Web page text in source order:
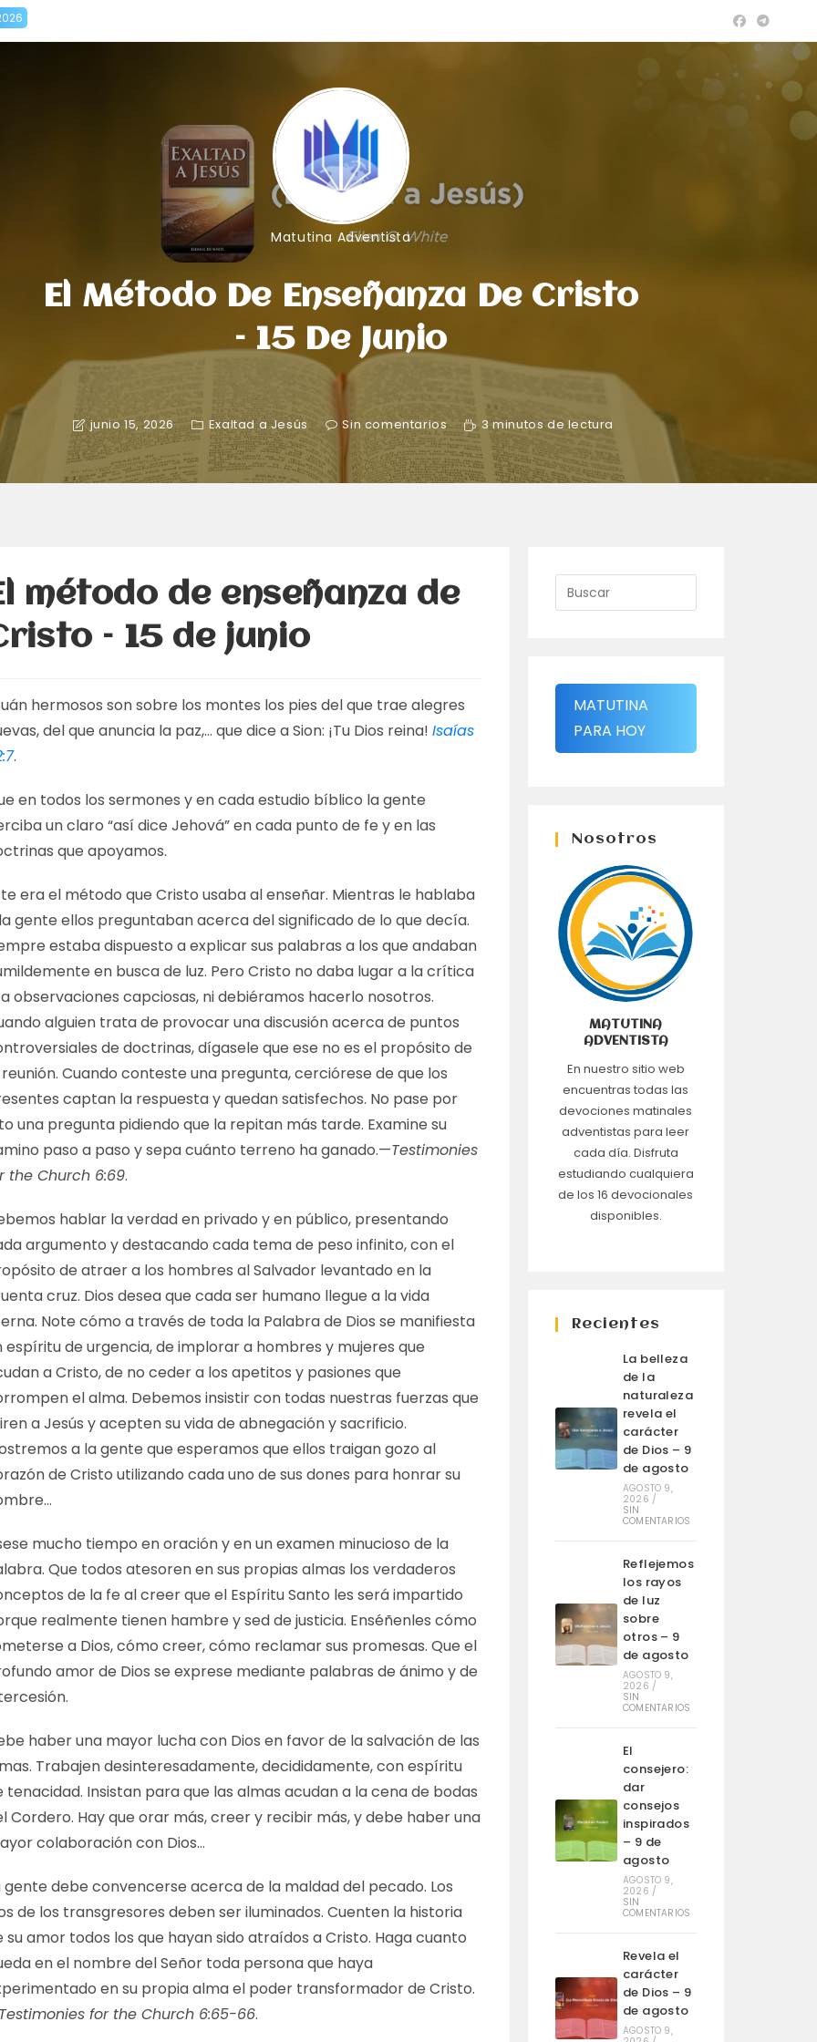
Matutina Adventista
El Método De Enseñanza De Cristo
– 15 De Junio
junio 15, 2026 Exaltad a Jesús Sin comentarios 3 minutos de lectura
método de enseñanza de
– 15 de junio
hermosos son sobre los montes los pies del que trae alegres
del que anuncia la paz,… que dice a Sion: ¡Tu Dios reina!Isaías
.
en todos los sermones y en cada estudio bíblico la gente
un claro “así dice Jehová” en cada punto de fe y en las
que apoyamos.
era el método que Cristo usaba al enseñar. Mientras le hablaba
gente ellos preguntaban acerca del significado de lo que decía.
estaba dispuesto a explicar sus palabras a los que andaban
en busca de luz. Pero Cristo no daba lugar a la crítica
observaciones capciosas, ni debiéramos hacerlo nosotros.
alguien trata de provocar una discusión acerca de puntos
de doctrinas, dígasele que ese no es el propósito de
Cuando conteste una pregunta, cerciórese de que los
captan la respuesta y quedan satisfechos. No pase por
una pregunta pidiendo que la repitan más tarde. Examine su
paso a paso y sepa cuánto terreno ha ganado.—Testimonies
the Church 6:69.
hablar la verdad en privado y en público, presentando
argumento y destacando cada tema de peso infinito, con el
de atraer a los hombres al Salvador levantado en la
cruz. Dios desea que cada ser humano llegue a la vida
Note cómo a través de toda la Palabra de Dios se manifiesta
espíritu de urgencia, de implorar a hombres y mujeres que
a Cristo, de no ceder a los apetitos y pasiones que
el alma. Debemos insistir con todas nuestras fuerzas que
a Jesús y acepten su vida de abnegación y sacrificio.
a la gente que esperamos que ellos traigan gozo al
de Cristo utilizando cada uno de sus dones para honrar su
mucho tiempo en oración y en un examen minucioso de la
Que todos atesoren en sus propias almas los verdaderos
de la fe al creer que el Espíritu Santo les será impartido
realmente tienen hambre y sed de justicia. Enséñenles cómo
a Dios, cómo creer, cómo reclamar sus promesas. Que el
amor de Dios se exprese mediante palabras de ánimo y de
haber una mayor lucha con Dios en favor de la salvación de las
Trabajen desinteresadamente, decididamente, con espíritu
tenacidad. Insistan para que las almas acudan a la cena de bodas
Cordero. Hay que orar más, creer y recibir más, y debe haber una
colaboración con Dios…
gente debe convencerse acerca de la maldad del pecado. Los
de los transgresores deben ser iluminados. Cuenten la historia
su amor todos los que hayan sido atraídos a Cristo. Haga cuanto
en el nombre del Señor toda persona que haya
en su propia alma el poder transformador de Cristo.
for the Church 6:65-66.
MATUTINA
PARA HOY
Nosotros
MATUTINA
ADVENTISTA
En nuestro sitio web
encuentras todas las
devociones matinales
adventistas para leer
cada día. Disfruta
estudiando cualquiera
de los 16 devocionales
disponibles.
Recientes
La belleza
de la
naturaleza
revela el
carácter
de Dios – 9
de agosto
AGOSTO 9,
2026 /
SIN
COMENTARIOS
Reflejemos
los rayos
de luz
sobre
otros – 9
de agosto
AGOSTO 9,
2026 /
SIN
COMENTARIOS
El
consejero:
dar
consejos
inspirados
– 9 de
agosto
AGOSTO 9,
2026 /
SIN
COMENTARIOS
Revela el
carácter
de Dios – 9
de agosto
AGOSTO 9,